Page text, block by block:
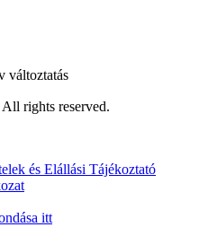
változtatás
All rights reserved.
és Elállási Tájékoztató
itt